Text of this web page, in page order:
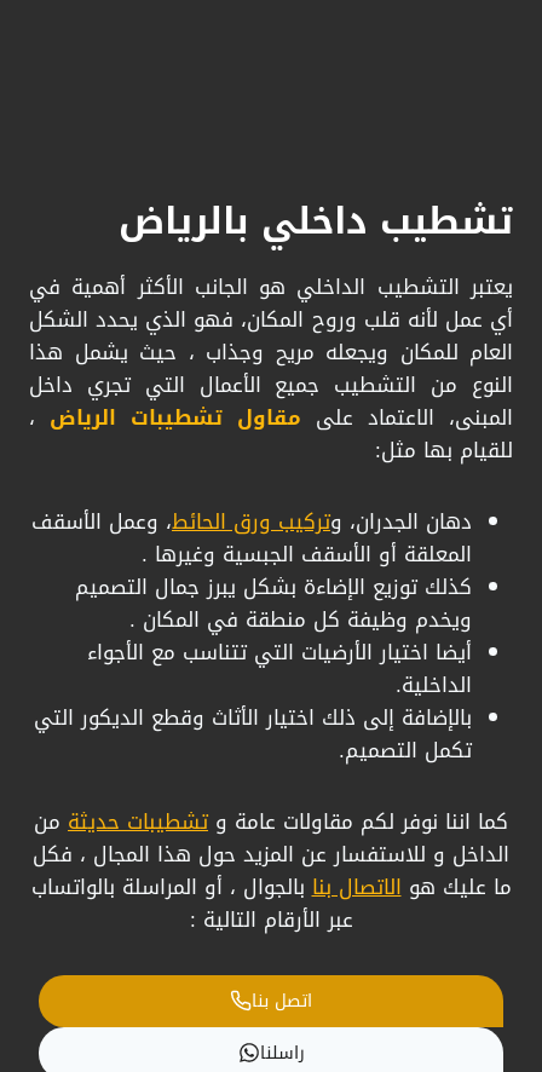
تشطيب داخلي بالرياض
يعتبر التشطيب الداخلي هو الجانب الأكثر أهمية في
أي عمل لأنه قلب وروح المكان، فهو الذي يحدد الشكل
العام للمكان ويجعله مريح وجذاب ، حيث يشمل هذا
النوع من التشطيب جميع الأعمال التي تجري داخل
المبنى، الاعتماد على مقاول تشطيبات الرياض ،
للقيام بها مثل:
​دهان الجدران، وتركيب ورق الحائط، وعمل الأسقف
المعلقة أو الأسقف الجبسية وغيرها .
​كذلك توزيع الإضاءة بشكل يبرز جمال التصميم
ويخدم وظيفة كل منطقة في المكان .
​أيضا اختيار الأرضيات التي تتناسب مع الأجواء
الداخلية.
​بالإضافة إلى ذلك اختيار الأثاث وقطع الديكور التي
تكمل التصميم.
كما اننا نوفر لكم مقاولات عامة و تشطيبات حديثة من
الداخل و للاستفسار عن المزيد حول هذا المجال ، فكل
ما عليك هوالاتصال بنابالجوال ، أو المراسلة بالواتساب
عبر الأرقام التالية :
اتصل بنا
راسلنا